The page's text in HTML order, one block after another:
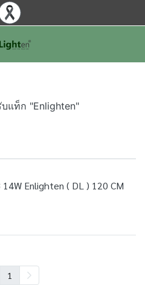
แท็ก "Enlighten"
Enlighten ( DL ) 120 CM
1